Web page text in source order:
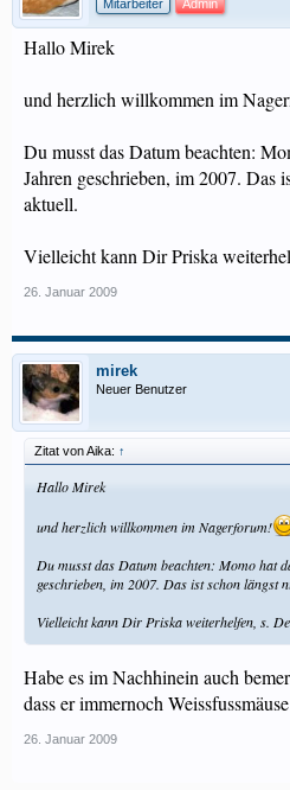
Mitarbeiter
Admin
Hallo Mirek
und herzlich willkommen im
Du musst das Datum beachten:
Jahren geschrieben, im 2007. Das
aktuell.
Vielleicht kann Dir Priska
26. Januar 2009
mirek
Neuer Benutzer
Zitat von Aika: ↑
Hallo Mirek
und herzlich willkommen im Nagerforum!
Du musst das Datum beachten: Momo hat
geschrieben, im 2007. Das ist schon längst
Vielleicht kann Dir Priska weiterhelfen, s.
Habe es im Nachhinein auch
dass er immernoch
26. Januar 2009